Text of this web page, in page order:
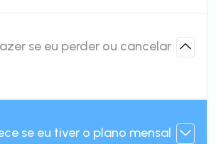
se eu perder ou cancelar
se eu tiver o plano mensal